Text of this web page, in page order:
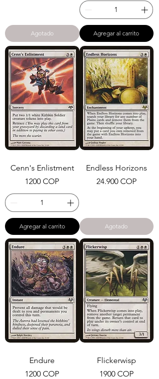
Agotado Agregar al carrito
Cenn's Enlistment
Precio
1200 COP
Agregar al carrito
Endless Horizons
Precio
24.900 COP
Agotado
Endure
Precio
1200 COP
Flickerwisp
Precio
1900 COP